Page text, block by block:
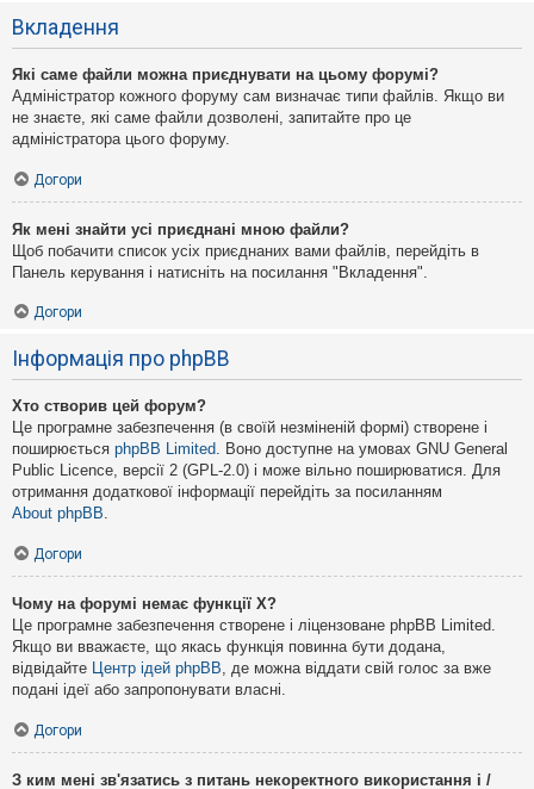
Вкладення
Які саме файли можна приєднувати на цьому форумі?
Адміністратор кожного форуму сам визначає типи файлів. Якщо ви
не знаєте, які саме файли дозволені, запитайте про це
адміністратора цього форуму.
Догори
Як мені знайти усі приєднані мною файли?
Щоб побачити список усіх приєднаних вами файлів, перейдіть в
Панель керування і натисніть на посилання "Вкладення".
Догори
Інформація про phpBB
Хто створив цей форум?
Це програмне забезпечення (в своїй незміненій формі) створене і
поширюється phpBB Limited. Воно доступне на умовах GNU General
Public Licence, версії 2 (GPL-2.0) і може вільно поширюватися. Для
отримання додаткової інформації перейдіть за посиланням
About phpBB.
Догори
Чому на форумі немає функції X?
Це програмне забезпечення створене і ліцензоване phpBB Limited.
Якщо ви вважаєте, що якась функція повинна бути додана,
відвідайте Центр ідей phpBB, де можна віддати свій голос за вже
подані ідеї або запропонувати власні.
Догори
З ким мені зв'язатись з питань некоректного використання і /